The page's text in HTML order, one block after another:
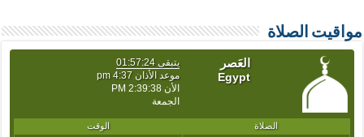
مواقيت الصلاة